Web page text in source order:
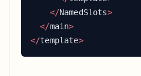
    </
NamedSlots
>
  </
main
</template >